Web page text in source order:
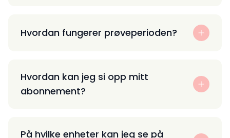
Hvordan fungerer prøveperioden?
Hvordan kan jeg si opp mitt
abonnement?
På hvilke enheter kan jeg se på